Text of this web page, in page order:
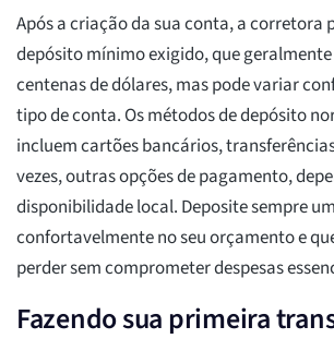
Após a criação da sua conta, a corretora
depósito mínimo exigido, que
centenas de dólares, mas pode variar
tipo de conta. Os métodos de depósito
incluem cartões bancários,
vezes, outras opções de pagamento,
disponibilidade local. Deposite sempre
confortavelmente no seu orçamento e
perder sem comprometer despesas
Fazendo sua primeira